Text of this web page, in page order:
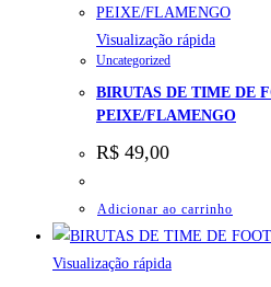
Visualização rápida
Uncategorized
BIRUTAS DE TIME DE
PEIXE/FLAMENGO
R$ 49,00
Adicionar ao carrinho
Visualização rápida